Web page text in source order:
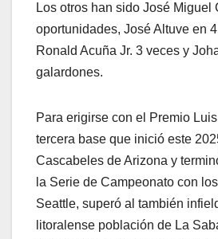
Los otros han sido José Miguel
oportunidades, José Altuve en
Ronald Acuña Jr. 3 veces y
galardones.
Para erigirse con el Premio
tercera base que inició este
Cascabeles de Arizona y
la Serie de Campeonato con
Seattle, superó al también
litoralense población de La